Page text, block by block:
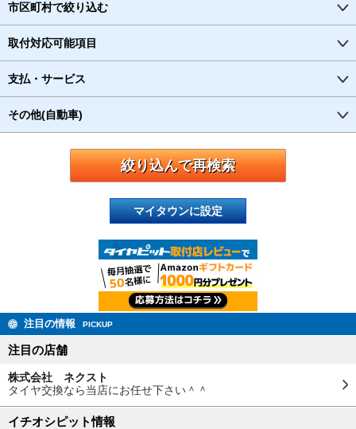
市区町村で絞り込む
取付対応可能項目
支払・サービス
その他(自動車)
マイタウンに設定
注目の情報 PICKUP
注目の店舗
株式会社 ネクスト
タイヤ交換なら当店にお任せ下さい＾＾
イチオシピット情報